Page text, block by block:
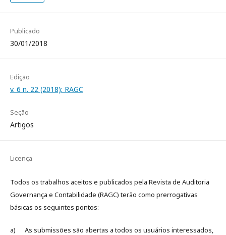
Publicado
30/01/2018
Edição
v. 6 n. 22 (2018): RAGC
Seção
Artigos
Licença
Todos os trabalhos aceitos e publicados pela Revista de Auditoria
Governança e Contabilidade (RAGC) terão como prerrogativas
básicas os seguintes pontos:
a) As submissões são abertas a todos os usuários interessados,